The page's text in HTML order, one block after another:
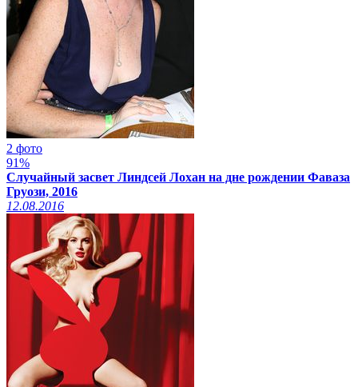
2 фото
91%
Случайный засвет Линдсей Лохан на дне рождении Фаваза
Груози, 2016
12.08.2016